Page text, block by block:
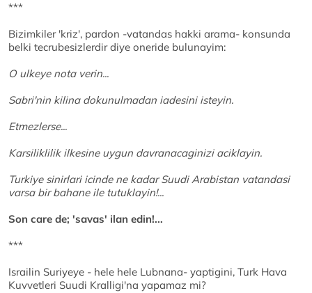
***
Bizimkiler 'kriz', pardon -vatandas hakki arama- konsunda
belki tecrubesizlerdir diye oneride bulunayim:
O ulkeye nota verin...
Sabri'nin kilina dokunulmadan iadesini isteyin.
Etmezlerse...
Karsiliklilik ilkesine uygun davranacaginizi aciklayin.
Turkiye sinirlari icinde ne kadar Suudi Arabistan vatandasi
varsa bir bahane ile tutuklayin!...
Son care de; 'savas' ilan edin!...
***
Israilin Suriyeye - hele hele Lubnana- yaptigini, Turk Hava
Kuvvetleri Suudi Kralligi'na yapamaz mi?